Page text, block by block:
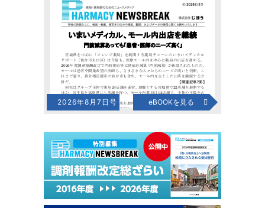
2026年8月7日号 eBOOKを見る